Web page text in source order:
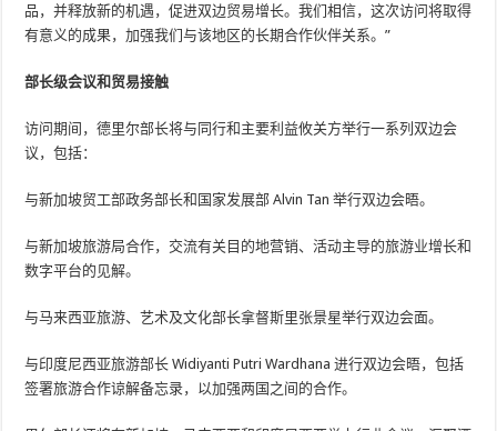
品，并释放新的机遇，促进双边贸易增长。我们相信，这次访问将取得
有意义的成果，加强我们与该地区的长期合作伙伴关系。”
部长级会议和贸易接触
访问期间，德里尔部长将与同行和主要利益攸关方举行一系列双边会
议，包括：
与新加坡贸工部政务部长和国家发展部 Alvin Tan 举行双边会晤。
与新加坡旅游局合作，交流有关目的地营销、活动主导的旅游业增长和
数字平台的见解。
与马来西亚旅游、艺术及文化部长拿督斯里张景星举行双边会面。
与印度尼西亚旅游部长 Widiyanti Putri Wardhana 进行双边会晤，包括
签署旅游合作谅解备忘录，以加强两国之间的合作。